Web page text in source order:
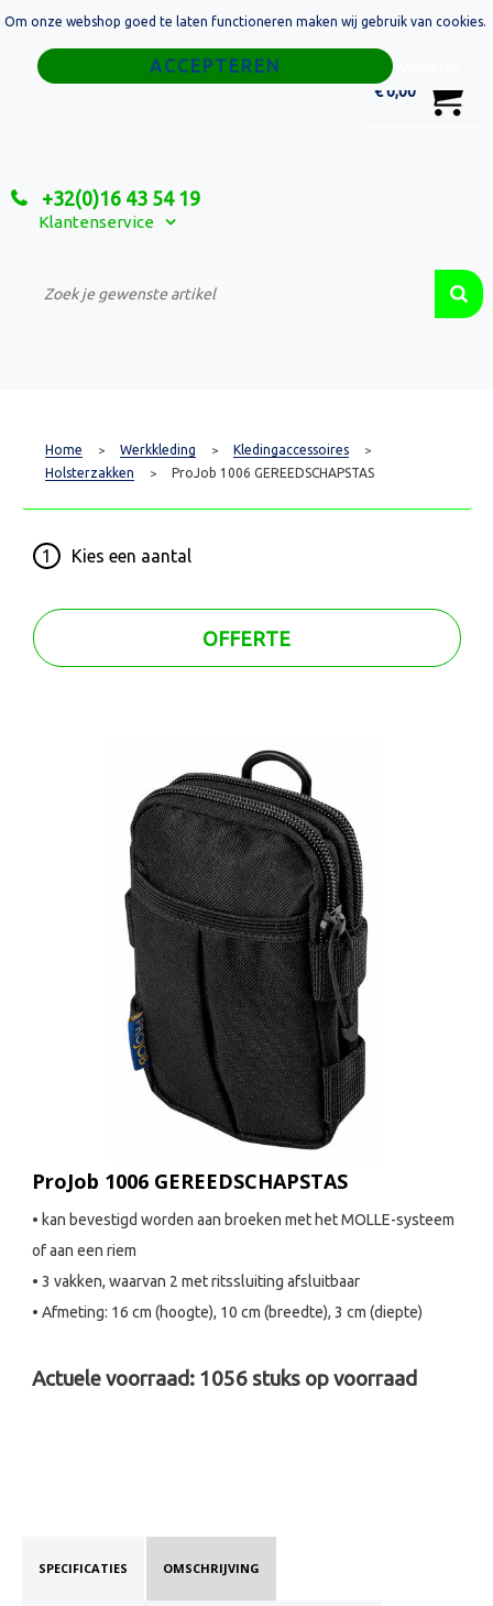
€ 0,00
+32(0)16 43 54 19
Klantenservice
Home
Relatiegeschenken
Custom Made Projecten
Home > Werkkleding > Kledingaccessoires >
Holsterzakken > ProJob 1006 GEREEDSCHAPSTAS
1 Kies een aantal
OFFERTE
ProJob 1006 GEREEDSCHAPSTAS
• kan bevestigd worden aan broeken met het MOLLE-systeem
of aan een riem
• 3 vakken, waarvan 2 met ritssluiting afsluitbaar
• Afmeting: 16 cm (hoogte), 10 cm (breedte), 3 cm (diepte)
Actuele voorraad: 1056 stuks op voorraad
SPECIFICATIES OMSCHRIJVING
Om onze webshop goed te laten functioneren maken wij gebruik van cookies.